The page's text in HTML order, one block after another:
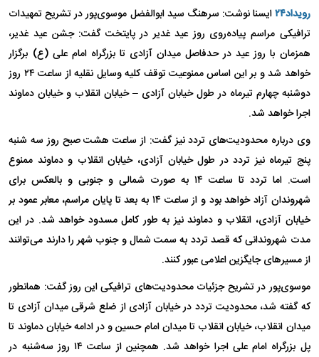
رویداد۲۴
ایسنا نوشت: سرهنگ سید ابوالفضل موسوی‌پور در تشریح تمهیدات
ترافیکی مراسم پیاده‌روی روز عید غدیر در پایتخت گفت: جشن عید غدیر،
همزمان با روز عید در حدفاصل میدان آزادی تا بزرگراه امام علی (ع) برگزار
خواهد شد و بر این اساس ممنوعیت توقف کلیه وسایل نقلیه از ساعت ۲۴ روز
دوشنبه چهارم تیرماه در طول خیابان آزادی – خیابان انقلاب و خیابان دماوند
اجرا خواهد شد.
وی درباره محدودیت‌های تردد نیز گفت: از ساعت هشت صبح روز سه شنبه
پنج تیرماه نیز تردد در طول خیابان آزادی، خیابان انقلاب و دماوند ممنوع
است. اما تردد تا ساعت ۱۴ به صورت شمالی و جنوبی و بالعکس برای
شهروندان آزاد خواهد بود و از ساعت ۱۴ به بعد تا پایان مراسم، معابر عمود بر
خیابان آزادی، انقلاب و دماوند نیز به طور کامل مسدود خواهد شد. در این
مدت شهروندانی که قصد تردد به سمت شمال و جنوب شهر را دارند می‌توانند
از مسیر‌های جایگزین اعلامی عبور کنند.
موسوی‌پور در تشریح جزئیات محدودیت‌های ترافیکی این روز گفت: همانطور
که گفته شد، محدودیت تردد در خیابان آزادی از ضلع شرقی میدان آزادی تا
میدان انقلاب، خیابان انقلاب تا میدان امام حسین و در ادامه خیابان دماوند تا
پل بزرگراه امام علی اجرا خواهد شد. همچنین از ساعت ۱۴ روز سه‌شنبه در